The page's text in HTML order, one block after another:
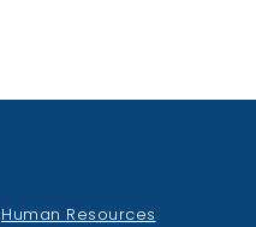
Human Resources